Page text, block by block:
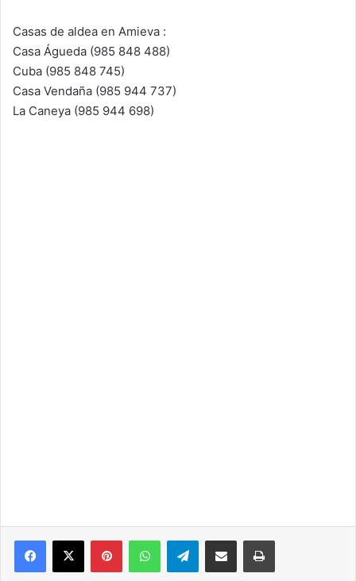
Casas de aldea en Amieva :
Casa Águeda (985 848 488)
Cuba (985 848 745)
Casa Vendaña (985 944 737)
La Caneya (985 944 698)
PinterestWhatsAppTelegramCompartir por correo electrónicoImprimir